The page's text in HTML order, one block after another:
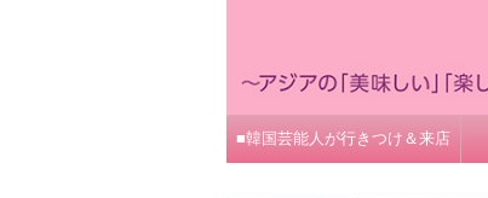
■韓国芸能人が行きつけ＆来店